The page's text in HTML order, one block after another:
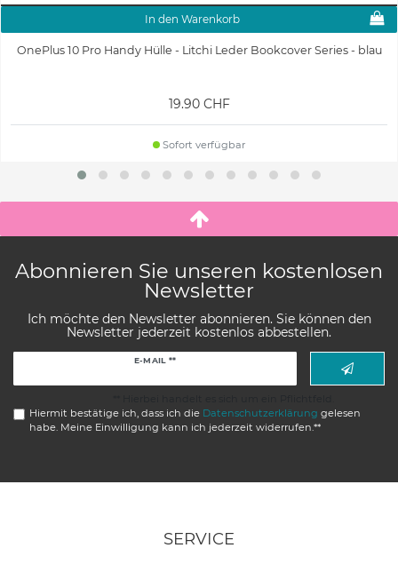
In den Warenkorb
OnePlus 10 Pro Handy Hülle - Litchi Leder Bookcover Series - blau
19.90 CHF
Sofort verfügbar
Abonnieren Sie unseren kostenlosen
Newsletter
Ich möchte den Newsletter abonnieren. Sie können den
Newsletter jederzeit kostenlos abbestellen.
E-MAIL **
Hiermit bestätige ich, dass ich die Daten­schutz­erklärung gelesen
habe. Meine Einwilligung kann ich jederzeit widerrufen.**
SERVICE